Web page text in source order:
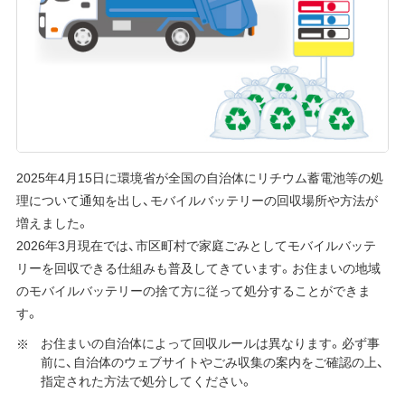
2025年4月15日に環境省が全国の自治体にリチウム蓄電池等の処
理について通知を出し、モバイルバッテリーの回収場所や方法が
増えました。
2026年3月現在では、市区町村で家庭ごみとしてモバイルバッテ
リーを回収できる仕組みも普及してきています。お住まいの地域
のモバイルバッテリーの捨て方に従って処分することができま
す。
お住まいの自治体によって回収ルールは異なります。必ず事
前に、自治体のウェブサイトやごみ収集の案内をご確認の上、
指定された方法で処分してください。